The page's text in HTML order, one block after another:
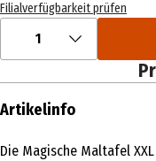
Filialverfügbarkeit prüfen
1
Artikelinfo
Die Magische Maltafel